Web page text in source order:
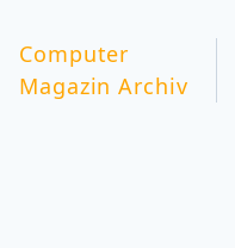
Computer
Magazin Archiv